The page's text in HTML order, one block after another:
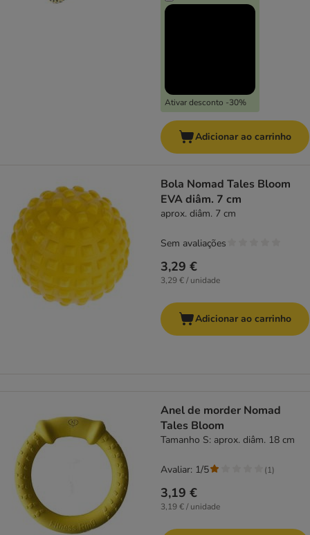
Ativar desconto -30%
Adicionar ao carrinho
Bola Nomad Tales Bloom
EVA diâm. 7 cm
aprox. diâm. 7 cm
3,29 €
3,29 € / unidade
Sem avaliações
Adicionar ao carrinho
Anel de morder Nomad
Tales Bloom
Tamanho S: aprox. diâm. 18 cm
3,19 €
3,19 € / unidade
Avaliar: 1/5 (1)